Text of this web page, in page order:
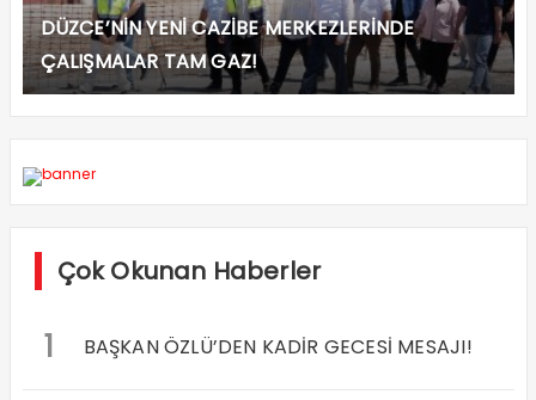
DÜZCE’NİN YENİ CAZİBE MERKEZLERİNDE
ÇALIŞMALAR TAM GAZ!
Çok Okunan Haberler
1 BAŞKAN ÖZLÜ’DEN KADİR GECESİ MESAJI!